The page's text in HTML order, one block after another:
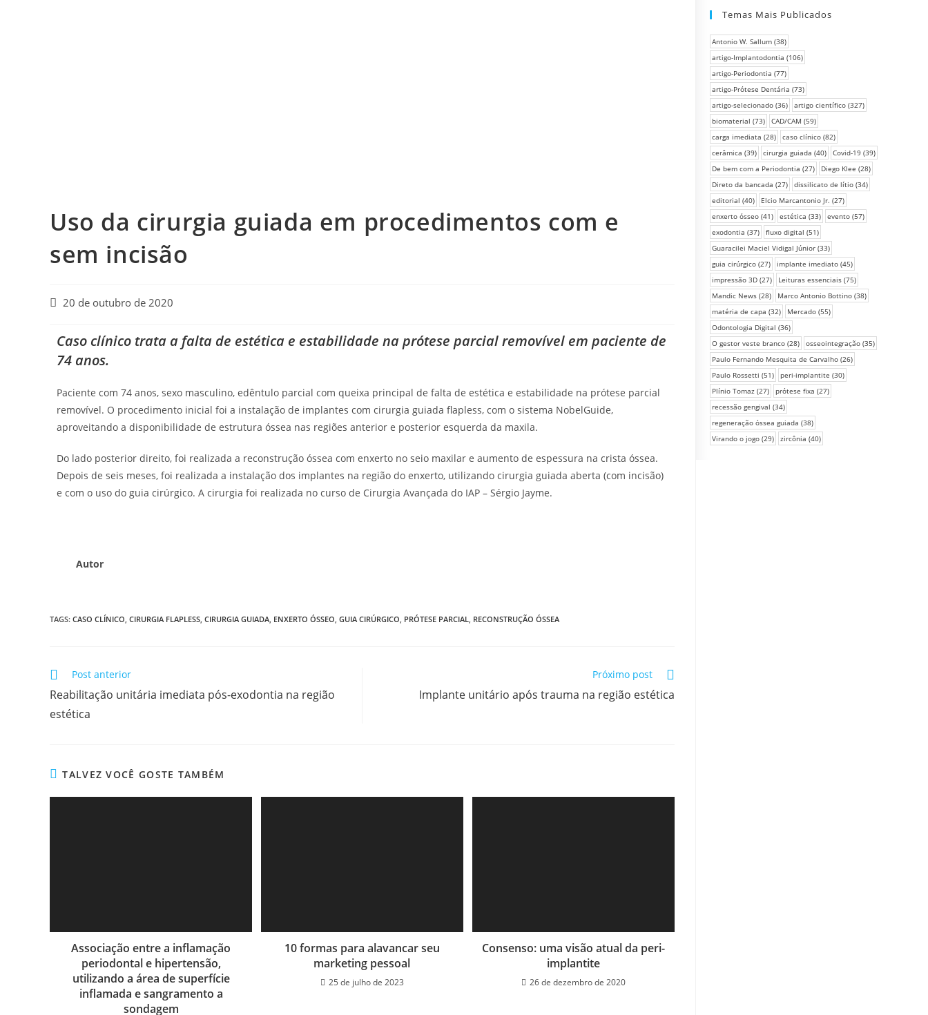
Uso da cirurgia guiada em procedimentos com e
sem incisão
20 de outubro de 2020
Caso clínico trata a falta de estética e estabilidade na prótese parcial removível em paciente de
74 anos.
Paciente com 74 anos, sexo masculino, edêntulo parcial com queixa principal de falta de estética e estabilidade na prótese parcial
removível. O procedimento inicial foi a instalação de implantes com cirurgia guiada flapless, com o sistema NobelGuide,
aproveitando a disponibilidade de estrutura óssea nas regiões anterior e posterior esquerda da maxila.
Do lado posterior direito, foi realizada a reconstrução óssea com enxerto no seio maxilar e aumento de espessura na crista óssea.
Depois de seis meses, foi realizada a instalação dos implantes na região do enxerto, utilizando cirurgia guiada aberta (com incisão)
e com o uso do guia cirúrgico. A cirurgia foi realizada no curso de Cirurgia Avançada do IAP – Sérgio Jayme.
Autor
TAGS: CASO CLÍNICO, CIRURGIA FLAPLESS, CIRURGIA GUIADA, ENXERTO ÓSSEO, GUIA CIRÚRGICO, PRÓTESE PARCIAL, RECONSTRUÇÃO ÓSSEA
Post anterior
Reabilitação unitária imediata pós-exodontia na região
estética
Próximo post
Implante unitário após trauma na região estética
TALVEZ VOCÊ GOSTE TAMBÉM
Associação entre a inflamação
periodontal e hipertensão,
utilizando a área de superfície
inflamada e sangramento a
sondagem
10 formas para alavancar seu
marketing pessoal
25 de julho de 2023
Consenso: uma visão atual da peri-
implantite
26 de dezembro de 2020
Temas Mais Publicados
Antonio W. Sallum (38)
artigo-Implantodontia (106)
artigo-Periodontia (77)
artigo-Prótese Dentária (73)
artigo-selecionado (36) artigo científico (327)
biomaterial (73) CAD/CAM (59)
carga imediata (28) caso clínico (82)
cerâmica (39) cirurgia guiada (40) Covid-19 (39)
De bem com a Periodontia (27) Diego Klee (28)
Direto da bancada (27) dissilicato de lítio (34)
editorial (40) Elcio Marcantonio Jr. (27)
enxerto ósseo (41) estética (33) evento (57)
exodontia (37) fluxo digital (51)
Guaracilei Maciel Vidigal Júnior (33)
guia cirúrgico (27) implante imediato (45)
impressão 3D (27) Leituras essenciais (75)
Mandic News (28) Marco Antonio Bottino (38)
matéria de capa (32) Mercado (55)
Odontologia Digital (36)
O gestor veste branco (28) osseointegração (35)
Paulo Fernando Mesquita de Carvalho (26)
Paulo Rossetti (51) peri-implantite (30)
Plínio Tomaz (27) prótese fixa (27)
recessão gengival (34)
regeneração óssea guiada (38)
Virando o jogo (29) zircônia (40)